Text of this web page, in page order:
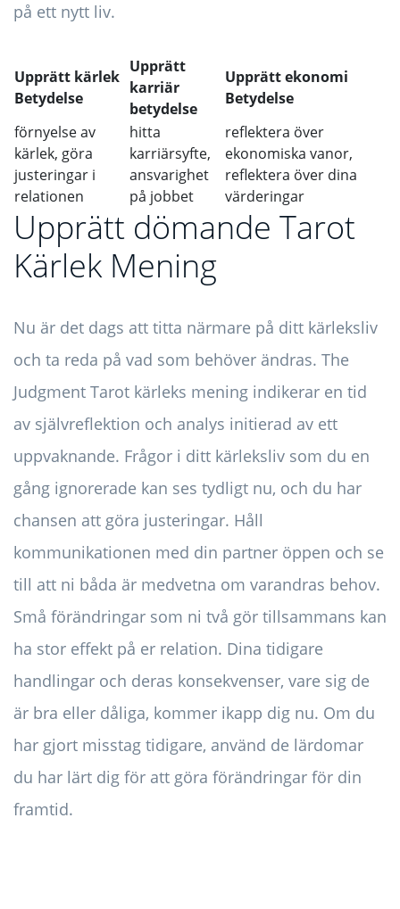
på ett nytt liv.
Upprätt kärlek
Betydelse
Upprätt
karriär
betydelse
Upprätt ekonomi
Betydelse
förnyelse av
kärlek, göra
justeringar i
relationen
hitta
karriärsyfte,
ansvarighet
på jobbet
reflektera över
ekonomiska vanor,
reflektera över dina
värderingar
Upprätt dömande Tarot
Kärlek Mening
Nu är det dags att titta närmare på ditt kärleksliv
och ta reda på vad som behöver ändras. The
Judgment Tarot kärleks mening indikerar en tid
av självreflektion och analys initierad av ett
uppvaknande. Frågor i ditt kärleksliv som du en
gång ignorerade kan ses tydligt nu, och du har
chansen att göra justeringar. Håll
kommunikationen med din partner öppen och se
till att ni båda är medvetna om varandras behov.
Små förändringar som ni två gör tillsammans kan
ha stor effekt på er relation. Dina tidigare
handlingar och deras konsekvenser, vare sig de
är bra eller dåliga, kommer ikapp dig nu. Om du
har gjort misstag tidigare, använd de lärdomar
du har lärt dig för att göra förändringar för din
framtid.